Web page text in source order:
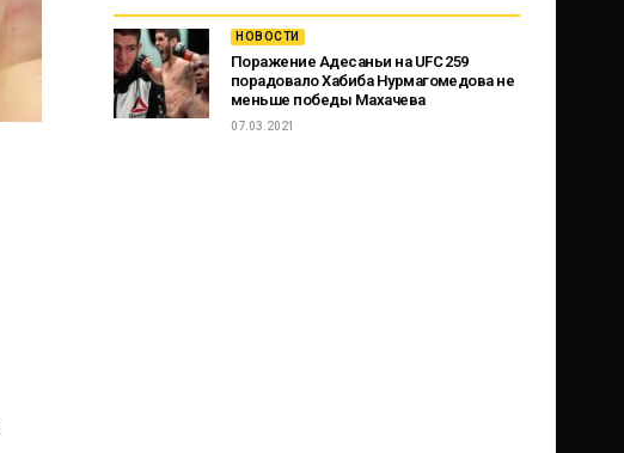
НОВОСТИ
Поражение Адесаньи на UFC 259
порадовало Хабиба Нурмагомедова не
меньше победы Махачева
07.03.2021